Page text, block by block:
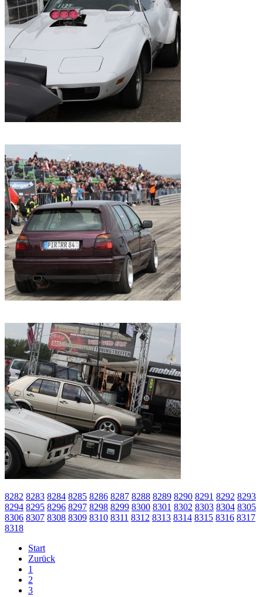
8282 8283 8284 8285 8286 8287 8288 8289 8290 8291 8292 8293
8294 8295 8296 8297 8298 8299 8300 8301 8302 8303 8304 8305
8306 8307 8308 8309 8310 8311 8312 8313 8314 8315 8316 8317
8318
Start
Zurück
1
2
3